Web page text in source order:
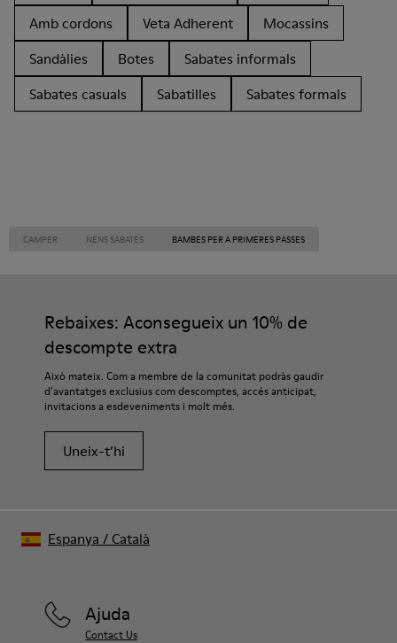
Amb cordons
Veta Adherent
Mocassins
Sandàlies
Botes
Sabates informals
Sabates casuals
Sabatilles Sabates formals
CAMPER NENS SABATES BAMBES PER A PRIMERES PASSES
Rebaixes: Aconsegueix un 10% de
descompte extra
Això mateix. Com a membre de la comunitat podràs gaudir
d’avantatges exclusius com descomptes, accés anticipat,
invitacions a esdeveniments i molt més.
Uneix-t’hi
Ajuda
Contact Us
Espanya / Català